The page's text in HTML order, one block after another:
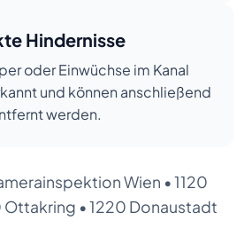
Hindernisse
oder Einwüchse im Kanal
und können anschließend
werden.
Wien •1120
Ottakring •1220 Donaustadt